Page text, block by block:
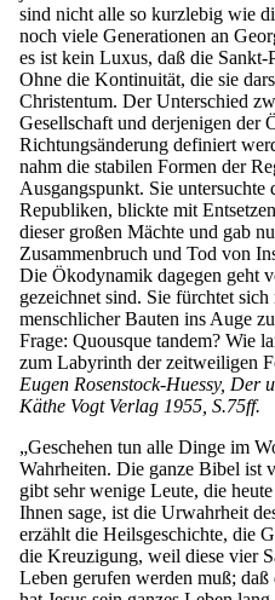
sind nicht alle so kurzlebig wie
noch viele Generationen an
es ist kein Luxus, daß die
Ohne die Kontinuität, die sie
Christentum. Der Unterschied
Gesellschaft und derjenigen der
Richtungsänderung definiert
nahm die stabilen Formen der
Ausgangspunkt. Sie
Republiken, blickte mit
dieser großen Mächte und gab
Zusammenbruch und Tod von
Die Ökodynamik dagegen geht
gezeichnet sind. Sie fürchtet
menschlicher Bauten ins Auge
Frage: Quousque tandem? Wie
zum Labyrinth der zeitweiligen
Eugen Rosenstock-Huessy, Der
Käthe Vogt Verlag 1955, S.75ff.
„Geschehen tun alle Dinge im
Wahrheiten. Die ganze Bibel ist
gibt sehr wenige Leute, die
Ihnen sage, ist die Urwahrheit
erzählt die Heilsgeschichte, die
die Kreuzigung, weil diese vier
Leben gerufen werden muß;